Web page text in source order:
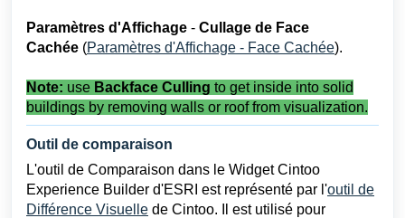
Paramètres d'Affichage - Cullage de Face
Cachée (Paramètres d'Affichage - Face Cachée).
Note: use Backface Culling to get inside into solid
buildings by removing walls or roof from visualization.
Outil de comparaison
L'outil de Comparaison dans le Widget Cintoo
Experience Builder d'ESRI est représenté par l'outil de
Différence Visuelle de Cintoo. Il est utilisé pour